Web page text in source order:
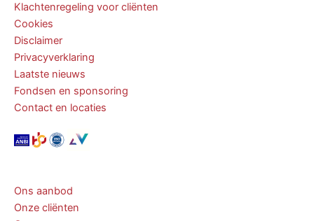
Klachtenregeling voor cliënten
Cookies
Disclaimer
Privacyverklaring
Laatste nieuws
Fondsen en sponsoring
Contact en locaties
Ons aanbod
Onze cliënten